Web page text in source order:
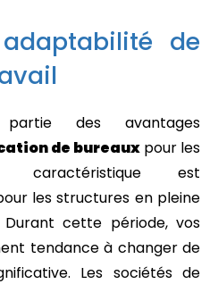
de
des avantages
de bureaux pour les
caractéristique est
les structures en pleine
cette période, vos
tendance à changer de
Les sociétés de